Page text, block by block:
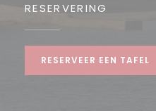
RESERVERING
RESERVEER EEN TAFEL